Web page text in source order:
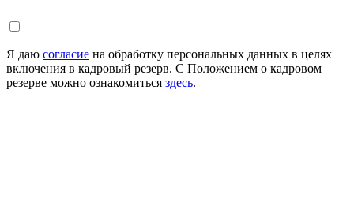
Я даю согласие на обработку персональных данных в целях
включения в кадровый резерв. С Положением о кадровом
резерве можно ознакомиться здесь.